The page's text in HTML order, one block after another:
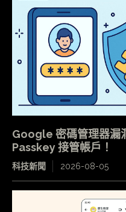
Google 密碼管理器
Passkey 接管帳戶！
科技新聞 2026-08-05